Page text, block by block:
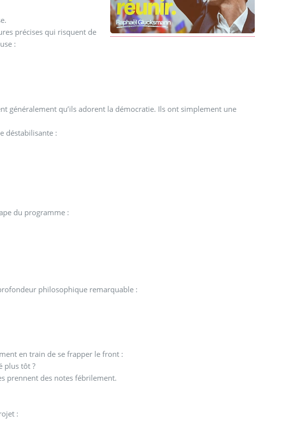
précises qui risquent de
:
généralement qu’ils adorent la démocratie. Ils ont simplement une
déstabilisante :
du programme :
philosophique remarquable :
en train de se frapper le front :
plus tôt ?
prennent des notes fébrilement.
: